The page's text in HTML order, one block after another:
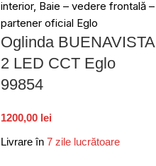
Oglinda BUENAVISTA
2 LED CCT Eglo
99854
1200,00 lei
Livrare în 7 zile lucrătoare